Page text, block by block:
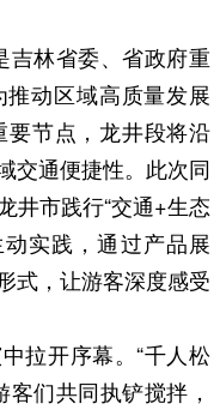
吉林省委、省政府重
动区域高质量发展
要节点，龙井段将沿
交通便捷性。此次同
井市践行“交通+生态
实践，通过产品展
式，让游客深度感受
拉开序幕。“千人松
们共同执铲搅拌，